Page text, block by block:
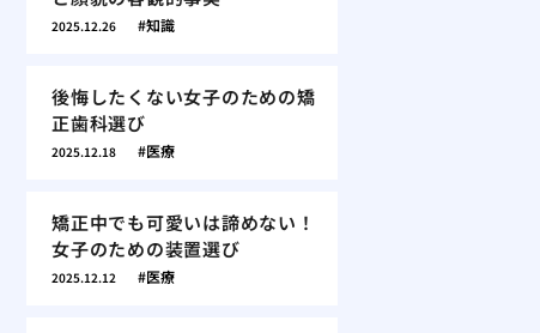
2025.12.26 知識
後悔したくない女子のための矯
正歯科選び
2025.12.18 医療
矯正中でも可愛いは諦めない！
女子のための装置選び
2025.12.12 医療